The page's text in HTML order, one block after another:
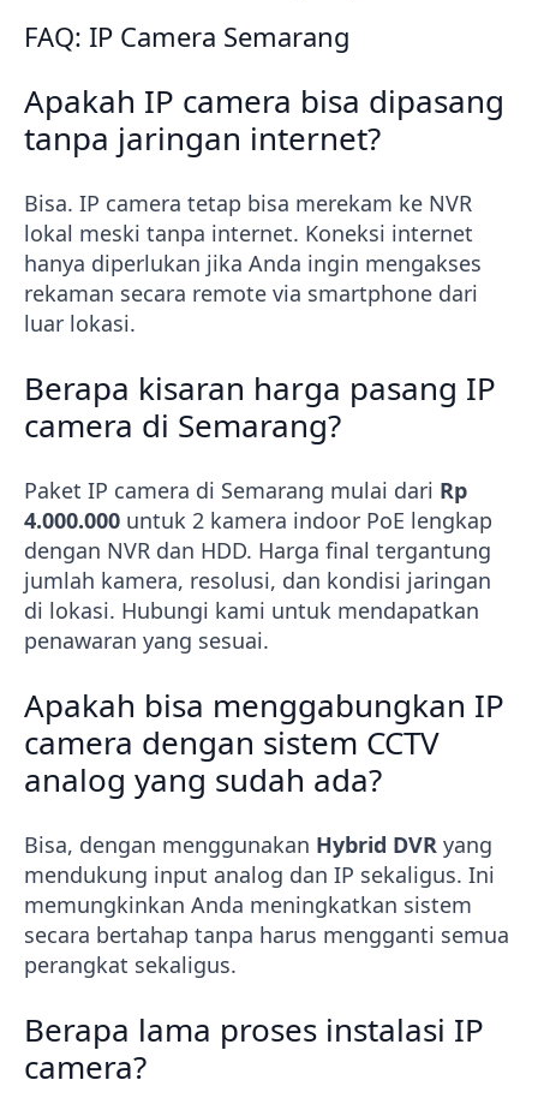
FAQ: IP Camera Semarang
Apakah IP camera bisa dipasang
tanpa jaringan internet?
Bisa. IP camera tetap bisa merekam ke NVR
lokal meski tanpa internet. Koneksi internet
hanya diperlukan jika Anda ingin mengakses
rekaman secara remote via smartphone dari
luar lokasi.
Berapa kisaran harga pasang IP
camera di Semarang?
Paket IP camera di Semarang mulai dari Rp
4.000.000 untuk 2 kamera indoor PoE lengkap
dengan NVR dan HDD. Harga final tergantung
jumlah kamera, resolusi, dan kondisi jaringan
di lokasi. Hubungi kami untuk mendapatkan
penawaran yang sesuai.
Apakah bisa menggabungkan IP
camera dengan sistem CCTV
analog yang sudah ada?
Bisa, dengan menggunakan Hybrid DVR yang
mendukung input analog dan IP sekaligus. Ini
memungkinkan Anda meningkatkan sistem
secara bertahap tanpa harus mengganti semua
perangkat sekaligus.
Berapa lama proses instalasi IP
camera?